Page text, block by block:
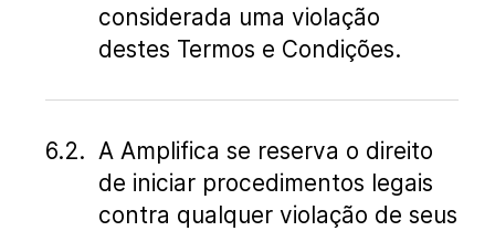
considerada uma violação
destes Termos e Condições.
A Amplifica se reserva o direito
de iniciar procedimentos legais
contra qualquer violação de seus